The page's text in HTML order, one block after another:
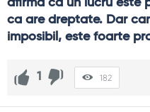
afirma ca un lucru este
ca are dreptate. Dar
imposibil, este foarte
1 182